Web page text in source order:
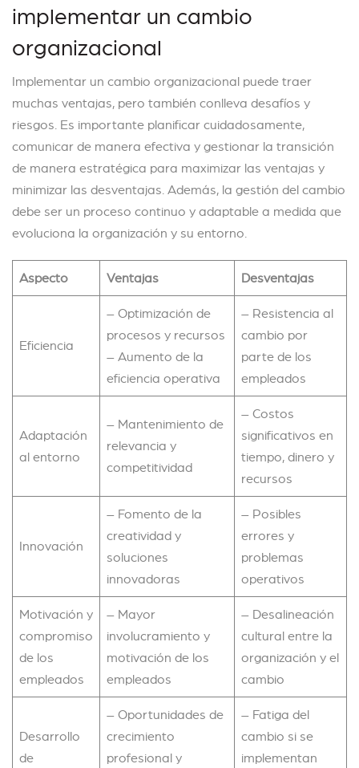
implementar un cambio
organizacional
Implementar un cambio organizacional puede traer
muchas ventajas, pero también conlleva desafíos y
riesgos. Es importante planificar cuidadosamente,
comunicar de manera efectiva y gestionar la transición
de manera estratégica para maximizar las ventajas y
minimizar las desventajas. Además, la gestión del cambio
debe ser un proceso continuo y adaptable a medida que
evoluciona la organización y su entorno.
Aspecto Ventajas Desventajas
Eficiencia
– Optimización de
procesos y recursos
– Aumento de la
eficiencia operativa
– Resistencia al
cambio por
parte de los
empleados
Adaptación
al entorno
– Mantenimiento de
relevancia y
competitividad
– Costos
significativos en
tiempo, dinero y
recursos
Innovación
– Fomento de la
creatividad y
soluciones
innovadoras
– Posibles
errores y
problemas
operativos
Motivación y
compromiso
de los
empleados
– Mayor
involucramiento y
motivación de los
empleados
– Desalineación
cultural entre la
organización y el
cambio
Desarrollo
de
– Oportunidades de
crecimiento
profesional y
– Fatiga del
cambio si se
implementan